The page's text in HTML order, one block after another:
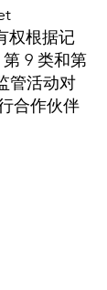
权根据记
9 类和第
管活动对
合作伙伴